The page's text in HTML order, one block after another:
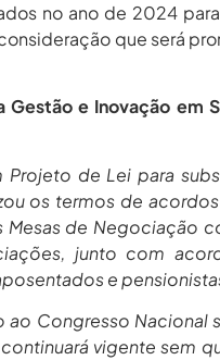
no ano de 2024
que será
e Inovação em
de Lei para
os termos de
de Negociação
junto com
e
ao Congresso Nacional
vigente sem